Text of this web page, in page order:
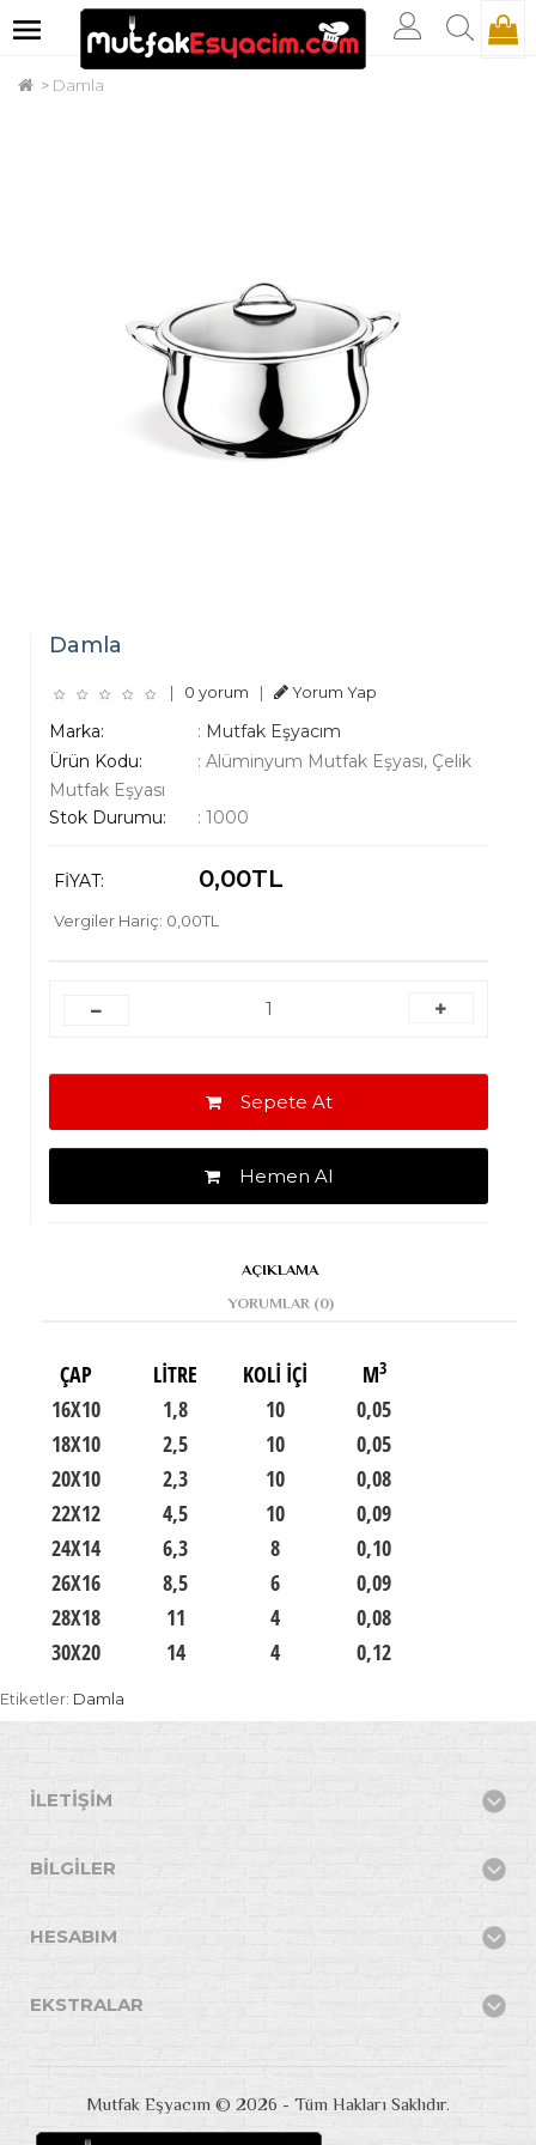
Damla
Damla
| 0 yorum | Yorum Yap
Marka: : Mutfak Eşyacım
Ürün Kodu:
: Alüminyum Mutfak Eşyası, Çelik
Mutfak Eşyası
Stok Durumu:
: 1000
FIYAT: 0,00TL
Vergiler Hariç: 0,00TL
Sepete At
Hemen Al
AÇIKLAMA
YORUMLAR (0)
ÇAP
16X10
18X10
20X10
22X12
24X14
26X16
28X18
30X20
LİTRE
1,8
2,5
2,3
4,5
6,3
8,5
11
14
KOLİ İÇİ
10
10
10
10
8
6
4
4
M3
0,05
0,05
0,08
0,09
0,10
0,09
0,08
0,12
Etiketler: Damla
İLETIŞIM
BILGILER
HESABIM
EKSTRALAR
Mutfak Eşyacım © 2026 - Tüm Hakları Saklıdır.